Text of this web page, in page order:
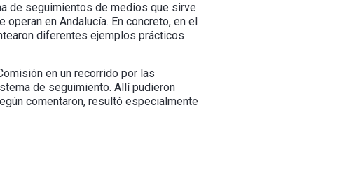
de seguimientos de medios que sirve
en Andalucía. En concreto, en el
diferentes ejemplos prácticos
en un recorrido por las
de seguimiento. Allí pudieron
comentaron, resultó especialmente